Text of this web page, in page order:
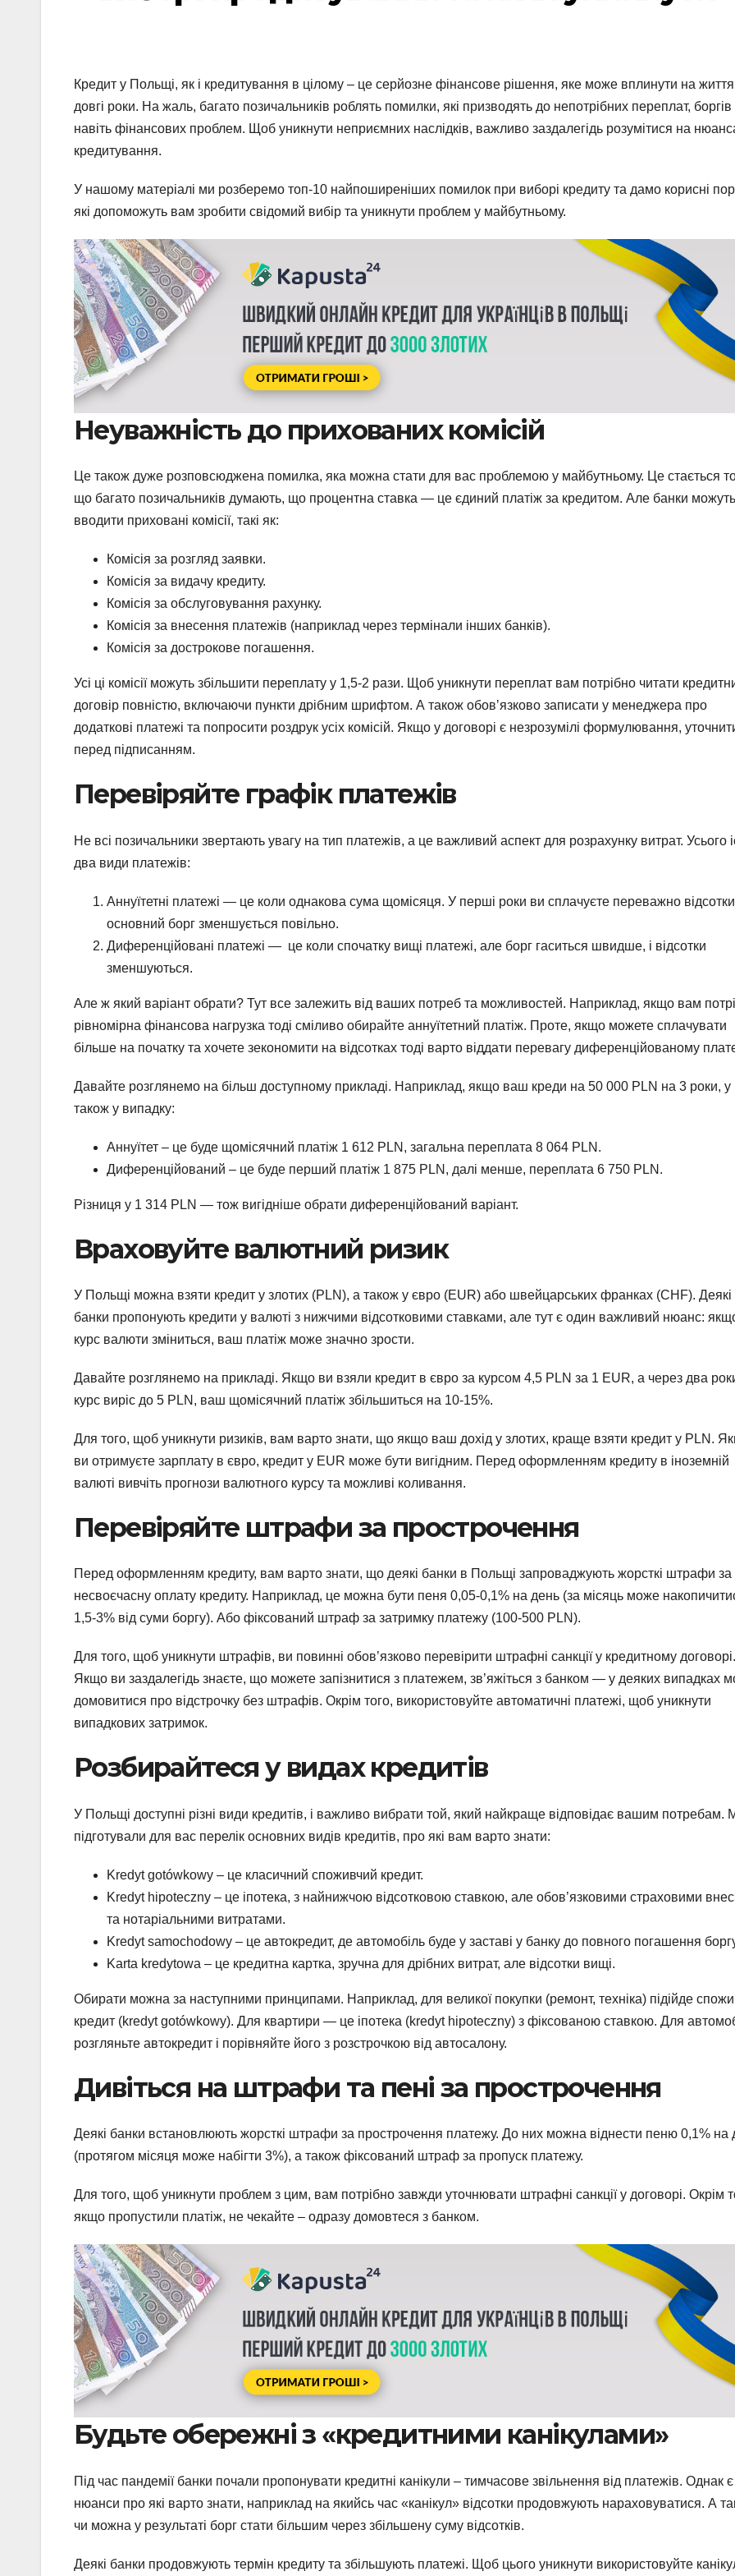
Кредит у Польщі, як і кредитування в цілому – це серйозне фінансове рішення, яке може вплинути на
довгі роки. На жаль, багато позичальників роблять помилки, які призводять до непотрібних переплат, боргів
навіть фінансових проблем. Щоб уникнути неприємних наслідків, важливо заздалегідь розумітися на
кредитування.
У нашому матеріалі ми розберемо топ-10 найпоширеніших помилок при виборі кредиту та дамо корисні
які допоможуть вам зробити свідомий вибір та уникнути проблем у майбутньому.
Неуважність до прихованих комісій
Це також дуже розповсюджена помилка, яка можна стати для вас проблемою у майбутньому. Це стається
що багато позичальників думають, що процентна ставка — це єдиний платіж за кредитом. Але банки можуть
вводити приховані комісії, такі як:
Комісія за розгляд заявки.
Комісія за видачу кредиту.
Комісія за обслуговування рахунку.
Комісія за внесення платежів (наприклад через термінали інших банків).
Комісія за дострокове погашення.
Усі ці комісії можуть збільшити переплату у 1,5-2 рази. Щоб уникнути переплат вам потрібно читати
договір повністю, включаючи пункти дрібним шрифтом. А також обовʼязково записати у менеджера про
додаткові платежі та попросити роздрук усіх комісій. Якщо у договорі є незрозумілі формулювання,
перед підписанням.
Перевіряйте графік платежів
Не всі позичальники звертають увагу на тип платежів, а це важливий аспект для розрахунку витрат. Усього
два види платежів:
Аннуїтетні платежі — це коли однакова сума щомісяця. У перші роки ви сплачуєте переважно
основний борг зменшується повільно.
Диференційовані платежі — це коли спочатку вищі платежі, але борг гаситься швидше, і відсотки
зменшуються.
Але ж який варіант обрати? Тут все залежить від ваших потреб та можливостей. Наприклад, якщо вам
рівномірна фінансова нагрузка тоді сміливо обирайте аннуїтетний платіж. Проте, якщо можете сплачувати
більше на початку та хочете зекономити на відсотках тоді варто віддати перевагу диференційованому
Давайте розглянемо на більш доступному прикладі. Наприклад, якщо ваш креди на 50 000 PLN на 3 роки, у
також у випадку:
Аннуїтет – це буде щомісячний платіж 1 612 PLN, загальна переплата 8 064 PLN.
Диференційований – це буде перший платіж 1 875 PLN, далі менше, переплата 6 750 PLN.
Різниця у 1 314 PLN — тож вигідніше обрати диференційований варіант.
Враховуйте валютний ризик
У Польщі можна взяти кредит у злотих (PLN), а також у євро (EUR) або швейцарських франках (CHF). Деякі
банки пропонують кредити у валюті з нижчими відсотковими ставками, але тут є один важливий нюанс:
курс валюти зміниться, ваш платіж може значно зрости.
Давайте розглянемо на прикладі. Якщо ви взяли кредит в євро за курсом 4,5 PLN за 1 EUR, а через два
курс виріс до 5 PLN, ваш щомісячний платіж збільшиться на 10-15%.
Для того, щоб уникнути ризиків, вам варто знати, що якщо ваш дохід у злотих, краще взяти кредит у PLN.
ви отримуєте зарплату в євро, кредит у EUR може бути вигідним. Перед оформленням кредиту в іноземній
валюті вивчіть прогнози валютного курсу та можливі коливання.
Перевіряйте штрафи за прострочення
Перед оформленням кредиту, вам варто знати, що деякі банки в Польщі запроваджують жорсткі штрафи за
несвоєчасну оплату кредиту. Наприклад, це можна бути пеня 0,05-0,1% на день (за місяць може
1,5-3% від суми боргу). Або фіксований штраф за затримку платежу (100-500 PLN).
Для того, щоб уникнути штрафів, ви повинні обов’язково перевірити штрафні санкції у кредитному договорі.
Якщо ви заздалегідь знаєте, що можете запізнитися з платежем, зв’яжіться з банком — у деяких випадках
домовитися про відстрочку без штрафів. Окрім того, використовуйте автоматичні платежі, щоб уникнути
випадкових затримок.
Розбирайтеся у видах кредитів
У Польщі доступні різні види кредитів, і важливо вибрати той, який найкраще відповідає вашим потребам.
підготували для вас перелік основних видів кредитів, про які вам варто знати:
Kredyt gotówkowy – це класичний споживчий кредит.
Kredyt hipoteczny – це іпотека, з найнижчою відсотковою ставкою, але обов’язковими страховими
та нотаріальними витратами.
Kredyt samochodowy – це автокредит, де автомобіль буде у заставі у банку до повного погашення
Karta kredytowa – це кредитна картка, зручна для дрібних витрат, але відсотки вищі.
Обирати можна за наступними принципами. Наприклад, для великої покупки (ремонт, техніка) підійде
кредит (kredyt gotówkowy). Для квартири — це іпотека (kredyt hipoteczny) з фіксованою ставкою. Для
розгляньте автокредит і порівняйте його з розстрочкою від автосалону.
Дивіться на штрафи та пені за прострочення
Деякі банки встановлюють жорсткі штрафи за прострочення платежу. До них можна віднести пеню 0,1% на
(протягом місяця може набігти 3%), а також фіксований штраф за пропуск платежу.
Для того, щоб уникнути проблем з цим, вам потрібно завжди уточнювати штрафні санкції у договорі. Окрім
якщо пропустили платіж, не чекайте – одразу домовтеся з банком.
Будьте обережні з «кредитними канікулами»
Під час пандемії банки почали пропонувати кредитні канікули – тимчасове звільнення від платежів. Однак є
нюанси про які варто знати, наприклад на якийсь час «канікул» відсотки продовжують нараховуватися. А
чи можна у результаті борг стати більшим через збільшену суму відсотків.
Деякі банки продовжують термін кредиту та збільшують платежі. Щоб цього уникнути використовуйте